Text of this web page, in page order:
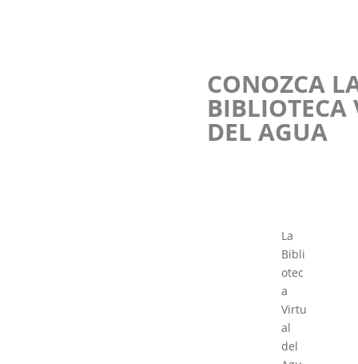
CONOZCA
BIBLIOTECA
DEL AGUA
La
Bibli
otec
a
Virtu
al
del